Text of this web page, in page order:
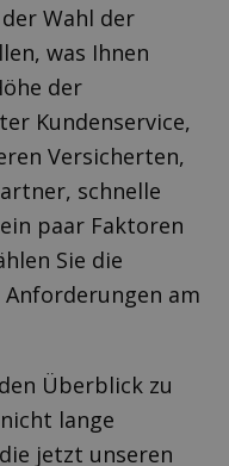
Wahl der
was Ihnen
der
Kundenservice,
Versicherten,
schnelle
paar Faktoren
Sie die
Anforderungen am
Überblick zu
lange
jetzt unseren